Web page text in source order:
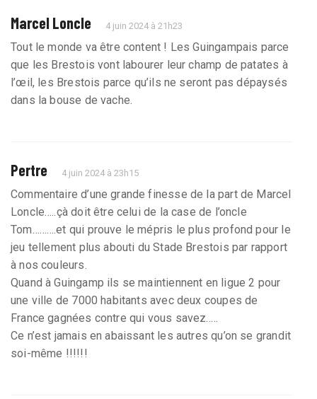
Marcel Loncle 4 juin 2024 à 21h23
Tout le monde va être content ! Les Guingampais parce
que les Brestois vont labourer leur champ de patates à
l’œil, les Brestois parce qu’ils ne seront pas dépaysés
dans la bouse de vache.
Pertre 4 juin 2024 à 23h15
Commentaire d’une grande finesse de la part de Marcel
Loncle…..çà doit être celui de la case de l’oncle
Tom……….et qui prouve le mépris le plus profond pour le
jeu tellement plus abouti du Stade Brestois par rapport
à nos couleurs.
Quand à Guingamp ils se maintiennent en ligue 2 pour
une ville de 7000 habitants avec deux coupes de
France gagnées contre qui vous savez…..
Ce n’est jamais en abaissant les autres qu’on se grandit
soi-même !!!!!!